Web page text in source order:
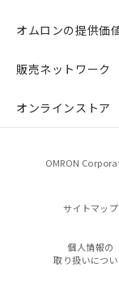
オムロンの提供価
販売ネットワーク
オンラインストア
OMRON
サイトマップ
個人情報の
取り扱いにつ